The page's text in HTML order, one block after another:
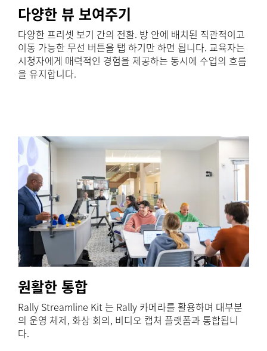
다양한 뷰 보여주기
다양한 프리셋 보기 간의 전환. 방 안에 배치된 직관적이고
이동 가능한 무선 버튼을 탭 하기만 하면 됩니다. 교육자는
시청자에게 매력적인 경험을 제공하는 동시에 수업의 흐름
을 유지합니다.
원활한 통합
Rally Streamline Kit 는 Rally 카메라를 활용하며 대부분
의 운영 체제, 화상 회의, 비디오 캡처 플랫폼과 통합됩니
다.